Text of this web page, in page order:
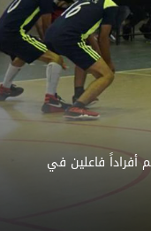
أفراداً فاعلين في